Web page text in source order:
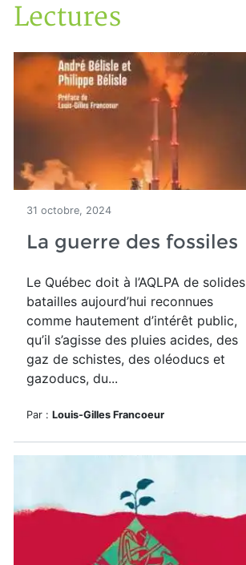
Accueil
Articles
Lectures
Lectures
31 octobre, 2024
La guerre des fossiles
Le Québec doit à l’AQLPA de solides
batailles aujourd’hui reconnues
comme hautement d’intérêt public,
qu’il s’agisse des pluies acides, des
gaz de schistes, des oléoducs et
gazoducs, du...
Par : Louis-Gilles Francoeur